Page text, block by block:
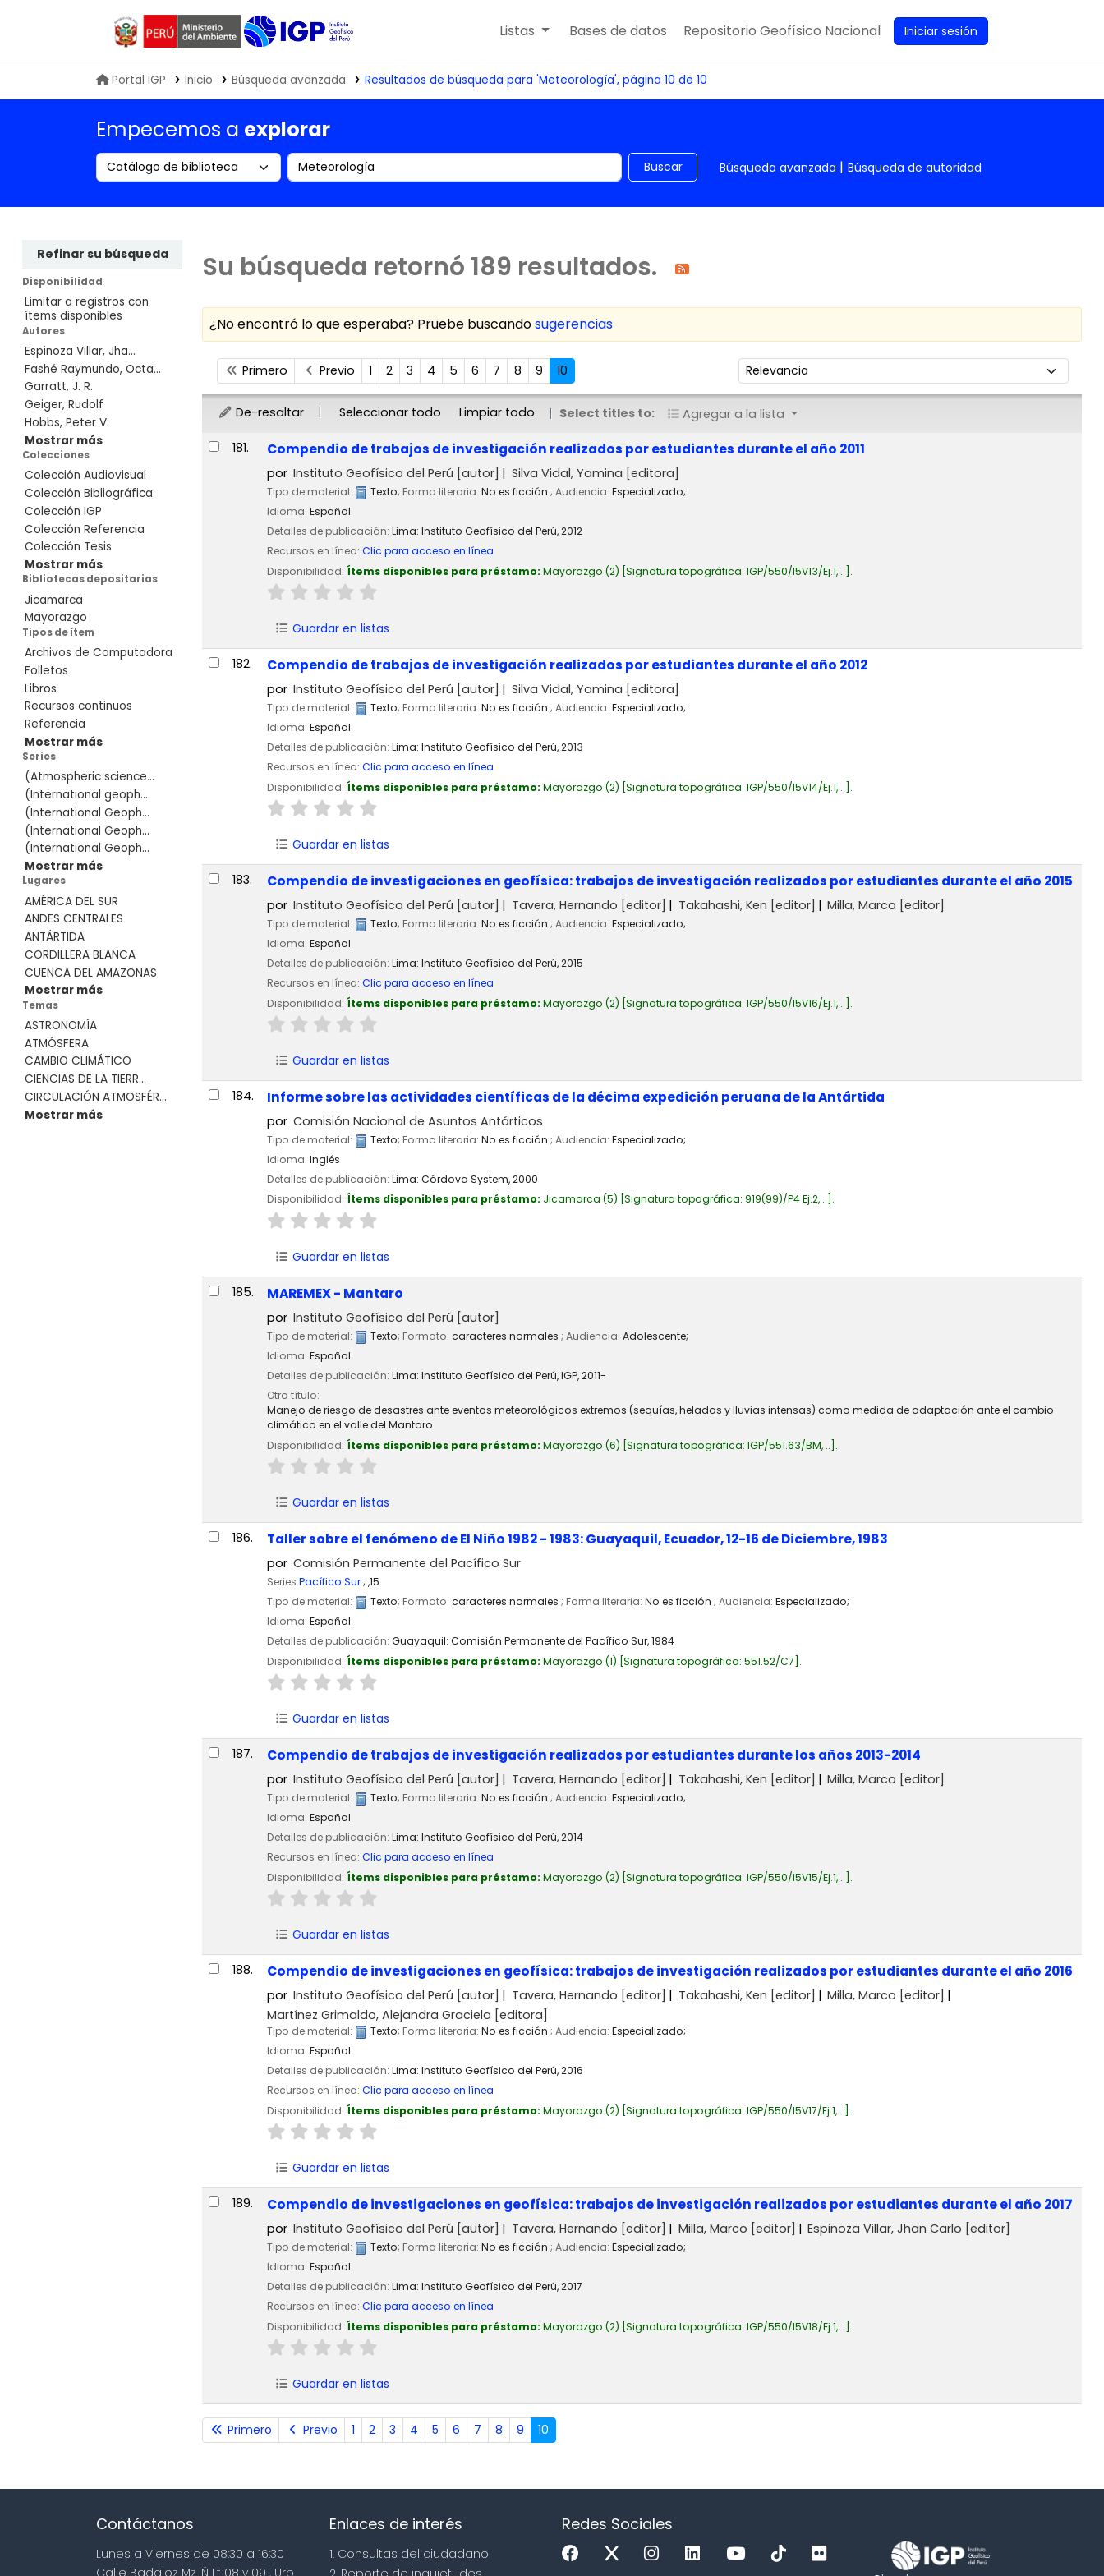
Biblioteca IGP
Listas Bases de datos Repositorio Geofísico Nacional Iniciar sesión
Portal IGP Inicio Búsqueda avanzada Resultados de búsqueda para 'Meteorología', página 10 de 10
Empecemos a explorar
Search the catalog by: Buscar en el catálogo por palabra clave Buscar Búsqueda avanzada Búsqueda de autoridad
Refinar su búsqueda
Disponibilidad
Limitar a registros con
ítems disponibles
Autores
Espinoza Villar, Jha...
Fashé Raymundo, Octa...
Garratt, J. R.
Geiger, Rudolf
Hobbs, Peter V.
Mostrar más
Colecciones
Colección Audiovisual
Colección Bibliográfica
Colección IGP
Colección Referencia
Colección Tesis
Mostrar más
Bibliotecas depositarias
Jicamarca
Mayorazgo
Tipos de ítem
Archivos de Computadora
Folletos
Libros
Recursos continuos
Referencia
Mostrar más
Series
(Atmospheric science...
(International geoph...
(International Geoph...
(International Geoph...
(International Geoph...
Mostrar más
Lugares
AMÉRICA DEL SUR
ANDES CENTRALES
ANTÁRTIDA
CORDILLERA BLANCA
CUENCA DEL AMAZONAS
Mostrar más
Temas
ASTRONOMÍA
ATMÓSFERA
CAMBIO CLIMÁTICO
CIENCIAS DE LA TIERR...
CIRCULACIÓN ATMOSFÉR...
Mostrar más
Su búsqueda retornó 189 resultados.
¿No encontró lo que esperaba? Pruebe buscandosugerencias
Ordenar
Primero Previo 1 2 3 4 5 6 7 8 9 10 Ordenar por:
De-resaltar Seleccionar todo Limpiar todo Select titles to: Agregar a la lista
Resultados
181. Compendio de trabajos de investigación realizados por estudiantes durante el año 2011
por Instituto Geofísico del Perú [autor] Silva Vidal, Yamina [editora]
Tipo de material: Texto; Forma literaria: No es ficción ; Audiencia: Especializado;
Idioma: Español
Detalles de publicación: Lima: Instituto Geofísico del Perú,2012
Recursos en línea: Clic para acceso en línea
Disponibilidad: Ítems disponibles para préstamo: Mayorazgo (2) Signatura topográfica: IGP/550/I5V13/Ej.1, .. .
Guardar en listas
182. Compendio de trabajos de investigación realizados por estudiantes durante el año 2012
por Instituto Geofísico del Perú [autor] Silva Vidal, Yamina [editora]
Tipo de material: Texto; Forma literaria: No es ficción ; Audiencia: Especializado;
Idioma: Español
Detalles de publicación: Lima: Instituto Geofísico del Perú,2013
Recursos en línea: Clic para acceso en línea
Disponibilidad: Ítems disponibles para préstamo: Mayorazgo (2) Signatura topográfica: IGP/550/I5V14/Ej.1, .. .
Guardar en listas
183. Compendio de investigaciones en geofísica: trabajos de investigación realizados por estudiantes durante el año 2015
por Instituto Geofísico del Perú [autor] Tavera, Hernando [editor] Takahashi, Ken [editor] Milla, Marco [editor]
Tipo de material: Texto; Forma literaria: No es ficción ; Audiencia: Especializado;
Idioma: Español
Detalles de publicación: Lima: Instituto Geofísico del Perú,2015
Recursos en línea: Clic para acceso en línea
Disponibilidad: Ítems disponibles para préstamo: Mayorazgo (2) Signatura topográfica: IGP/550/I5V16/Ej.1, .. .
Guardar en listas
184. Informe sobre las actividades científicas de la décima expedición peruana de la Antártida
por Comisión Nacional de Asuntos Antárticos
Tipo de material: Texto; Forma literaria: No es ficción ; Audiencia: Especializado;
Idioma: Inglés
Detalles de publicación: Lima: Córdova System,2000
Disponibilidad: Ítems disponibles para préstamo: Jicamarca (5) Signatura topográfica: 919(99)/P4 Ej.2, .. .
Guardar en listas
185. MAREMEX - Mantaro
por Instituto Geofísico del Perú [autor]
Tipo de material: Texto; Formato: caracteres normales ; Audiencia: Adolescente;
Idioma: Español
Detalles de publicación: Lima: Instituto Geofísico del Perú, IGP,2011-
Otro título:
Manejo de riesgo de desastres ante eventos meteorológicos extremos (sequías, heladas y lluvias intensas) como medida de adaptación ante el cambio
climático en el valle del Mantaro
Disponibilidad: Ítems disponibles para préstamo: Mayorazgo (6) Signatura topográfica: IGP/551.63/BM, .. .
Guardar en listas
186. Taller sobre el fenómeno de El Niño 1982 - 1983: Guayaquil, Ecuador, 12-16 de Diciembre, 1983
por Comisión Permanente del Pacífico Sur
Series Pacífico Sur; ,15
Tipo de material:
Texto; Formato: caracteres normales ; Forma literaria: No es ficción ; Audiencia: Especializado;
Idioma: Español
Detalles de publicación: Guayaquil: Comisión Permanente del Pacífico Sur,1984
Disponibilidad: Ítems disponibles para préstamo: Mayorazgo (1) Signatura topográfica: 551.52/C7 .
Guardar en listas
187. Compendio de trabajos de investigación realizados por estudiantes durante los años 2013-2014
por Instituto Geofísico del Perú [autor] Tavera, Hernando [editor] Takahashi, Ken [editor] Milla, Marco [editor]
Tipo de material: Texto; Forma literaria: No es ficción ; Audiencia: Especializado;
Idioma: Español
Detalles de publicación: Lima: Instituto Geofísico del Perú,2014
Recursos en línea: Clic para acceso en línea
Disponibilidad: Ítems disponibles para préstamo: Mayorazgo (2) Signatura topográfica: IGP/550/I5V15/Ej.1, .. .
Guardar en listas
188. Compendio de investigaciones en geofísica: trabajos de investigación realizados por estudiantes durante el año 2016
por Instituto Geofísico del Perú [autor] Tavera, Hernando [editor] Takahashi, Ken [editor] Milla, Marco [editor]
Martínez Grimaldo, Alejandra Graciela [editora]
Tipo de material: Texto; Forma literaria: No es ficción ; Audiencia: Especializado;
Idioma: Español
Detalles de publicación: Lima: Instituto Geofísico del Perú,2016
Recursos en línea: Clic para acceso en línea
Disponibilidad: Ítems disponibles para préstamo: Mayorazgo (2) Signatura topográfica: IGP/550/I5V17/Ej.1, .. .
Guardar en listas
189. Compendio de investigaciones en geofísica: trabajos de investigación realizados por estudiantes durante el año 2017
por Instituto Geofísico del Perú [autor] Tavera, Hernando [editor] Milla, Marco [editor] Espinoza Villar, Jhan Carlo [editor]
Tipo de material: Texto; Forma literaria: No es ficción ; Audiencia: Especializado;
Idioma: Español
Detalles de publicación: Lima: Instituto Geofísico del Perú,2017
Recursos en línea: Clic para acceso en línea
Disponibilidad: Ítems disponibles para préstamo: Mayorazgo (2) Signatura topográfica: IGP/550/I5V18/Ej.1, .. .
Guardar en listas
Primero Previo 1 2 3 4 5 6 7 8 9 10
Contáctanos
Lunes a Viernes de 08:30 a 16:30
Enlaces de interés
1. Consultas del ciudadano
Redes Sociales